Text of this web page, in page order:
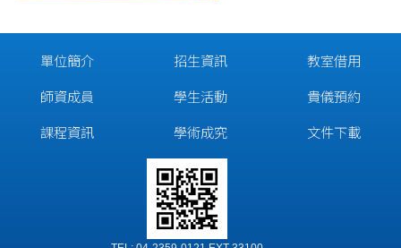
單位簡介
師資成員
課程資訊
招生資訊
學生活動
學術成究
教室借用
貴儀預約
文件下載